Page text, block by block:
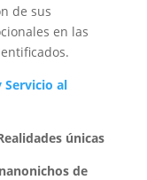
de sus
en las
al
únicas
nanonichos de